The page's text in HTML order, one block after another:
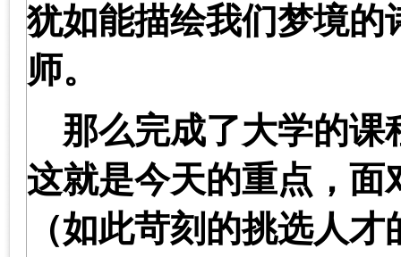
犹如能描绘我们梦境的
师。
那么完成了大学的课
这就是今天的重点，
（如此苛刻的挑选人